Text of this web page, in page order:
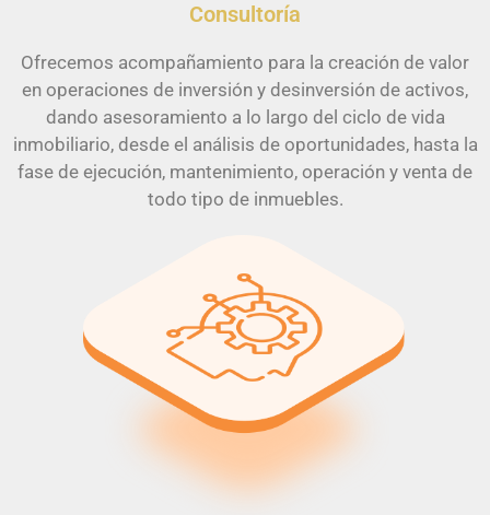
Consultoría
Ofrecemos acompañamiento para la creación de valor
en operaciones de inversión y desinversión de activos,
dando asesoramiento a lo largo del ciclo de vida
inmobiliario, desde el análisis de oportunidades, hasta la
fase de ejecución, mantenimiento, operación y venta de
todo tipo de inmuebles.